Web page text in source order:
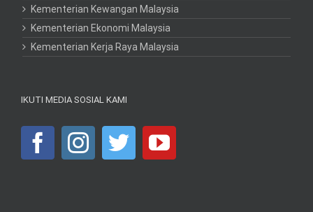
Kementerian Kewangan Malaysia
Kementerian Ekonomi Malaysia
Kementerian Kerja Raya Malaysia
IKUTI MEDIA SOSIAL KAMI